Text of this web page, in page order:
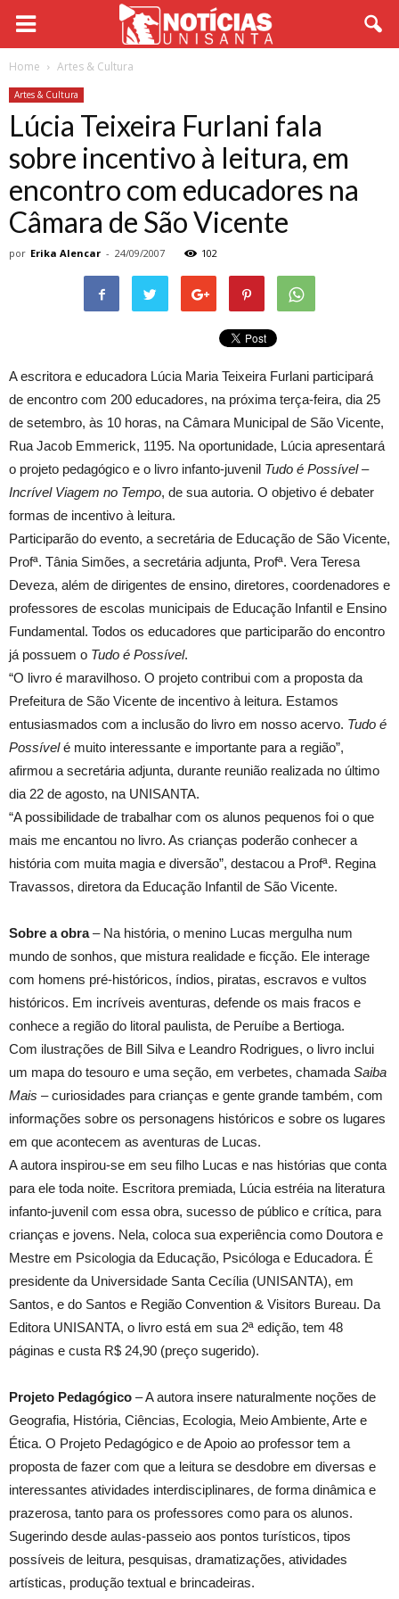
Home Artes & Cultura
Artes & Cultura
Lúcia Teixeira Furlani fala
sobre incentivo à leitura, em
encontro com educadores na
Câmara de São Vicente
por Erika Alencar - 24/09/2007 102
A escritora e educadora Lúcia Maria Teixeira Furlani participará
de encontro com 200 educadores, na próxima terça-feira, dia 25
de setembro, às 10 horas, na Câmara Municipal de São Vicente,
Rua Jacob Emmerick, 1195. Na oportunidade, Lúcia apresentará
o projeto pedagógico e o livro infanto-juvenil Tudo é Possível –
Incrível Viagem no Tempo, de sua autoria. O objetivo é debater
formas de incentivo à leitura.
Participarão do evento, a secretária de Educação de São Vicente,
Profª. Tânia Simões, a secretária adjunta, Profª. Vera Teresa
Deveza, além de dirigentes de ensino, diretores, coordenadores e
professores de escolas municipais de Educação Infantil e Ensino
Fundamental. Todos os educadores que participarão do encontro
já possuem o Tudo é Possível.
“O livro é maravilhoso. O projeto contribui com a proposta da
Prefeitura de São Vicente de incentivo à leitura. Estamos
entusiasmados com a inclusão do livro em nosso acervo. Tudo é
Possívelé muito interessante e importante para a região”,
afirmou a secretária adjunta, durante reunião realizada no último
dia 22 de agosto, na UNISANTA.
“A possibilidade de trabalhar com os alunos pequenos foi o que
mais me encantou no livro. As crianças poderão conhecer a
história com muita magia e diversão”, destacou a Profª. Regina
Travassos, diretora da Educação Infantil de São Vicente.
Sobre a obra– Na história, o menino Lucas mergulha num
mundo de sonhos, que mistura realidade e ficção. Ele interage
com homens pré-históricos, índios, piratas, escravos e vultos
históricos. Em incríveis aventuras, defende os mais fracos e
conhece a região do litoral paulista, de Peruíbe a Bertioga.
Com ilustrações de Bill Silva e Leandro Rodrigues, o livro inclui
um mapa do tesouro e uma seção, em verbetes, chamada Saiba
Mais – curiosidades para crianças e gente grande também, com
informações sobre os personagens históricos e sobre os lugares
em que acontecem as aventuras de Lucas.
A autora inspirou-se em seu filho Lucas e nas histórias que conta
para ele toda noite. Escritora premiada, Lúcia estréia na literatura
infanto-juvenil com essa obra, sucesso de público e crítica, para
crianças e jovens. Nela, coloca sua experiência como Doutora e
Mestre em Psicologia da Educação, Psicóloga e Educadora. É
presidente da Universidade Santa Cecília (UNISANTA), em
Santos, e do Santos e Região Convention & Visitors Bureau. Da
Editora UNISANTA, o livro está em sua 2ª edição, tem 48
páginas e custa R$ 24,90 (preço sugerido).
Projeto Pedagógico – A autora insere naturalmente noções de
Geografia, História, Ciências, Ecologia, Meio Ambiente, Arte e
Ética. O Projeto Pedagógico e de Apoio ao professor tem a
proposta de fazer com que a leitura se desdobre em diversas e
interessantes atividades interdisciplinares, de forma dinâmica e
prazerosa, tanto para os professores como para os alunos.
Sugerindo desde aulas-passeio aos pontos turísticos, tipos
possíveis de leitura, pesquisas, dramatizações, atividades
artísticas, produção textual e brincadeiras.